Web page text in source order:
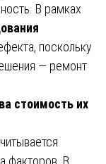
В рамках
поскольку
— ремонт
стоимость их
факторов. В